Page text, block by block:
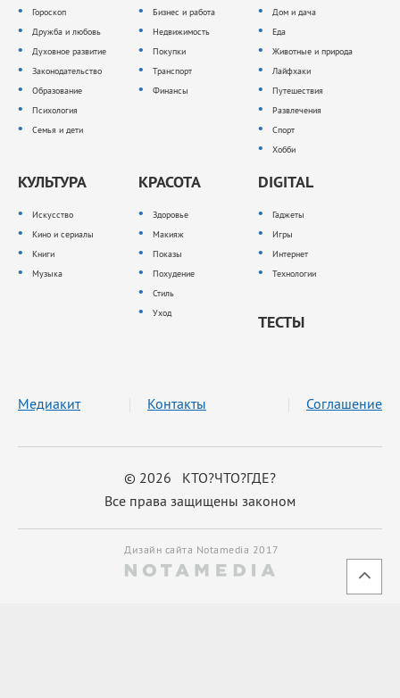
Гороскоп
Дружба и любовь
Духовное развитие
Законодательство
Образование
Психология
Семья и дети
Бизнес и работа
Недвижимость
Покупки
Транспорт
Финансы
Дом и дача
Еда
Животные и природа
Лайфхаки
Путешествия
Развлечения
Спорт
Хобби
КУЛЬТУРА
Искусство
Кино и сериалы
Книги
Музыка
КРАСОТА
Здоровье
Макияж
Показы
Похудение
Стиль
Уход
DIGITAL
Гаджеты
Игры
Интернет
Технологии
ТЕСТЫ
© 2026 КТО?ЧТО?ГДЕ?
Все права защищены законом
Медиакит Контакты Соглашение
Дизайн сайта Notamedia 2017